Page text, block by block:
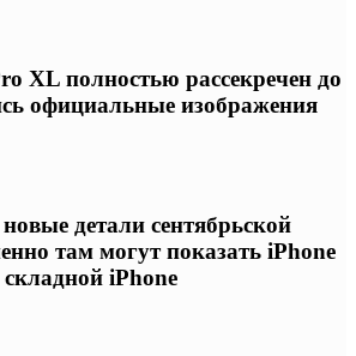
XL полностью рассекречен до
официальные изображения
детали сентябрьской
там могут показать iPhone
iPhone